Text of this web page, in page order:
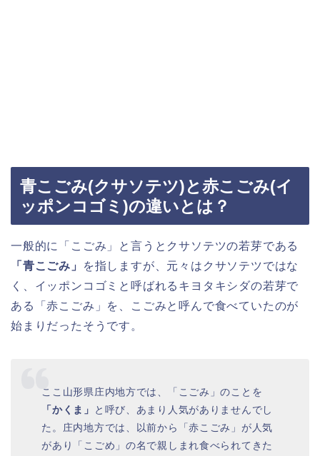
青こごみ(クサソテツ)と赤こごみ(イ
ッポンコゴミ)の違いとは？
一般的に「こごみ」と言うとクサソテツの若芽である
「青こごみ」
を指しますが、元々はクサソテツではな
く、イッポンコゴミと呼ばれるキヨタキシダの若芽で
ある「赤こごみ」を、こごみと呼んで食べていたのが
始まりだったそうです。
ここ山形県庄内地方では、「こごみ」のことを
「かくま」
と呼び、あまり人気がありませんでし
た。庄内地方では、以前から「赤こごみ」が人気
があり「こごめ」の名で親しまれ食べられてきた